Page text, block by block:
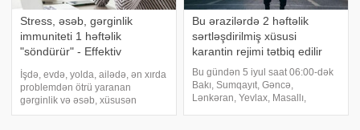
Stress, əsəb, gərginlik
immuniteti 1 həftəlik
"söndürür" - Effektiv
metodlar
İşdə, evdə, yolda, ailədə, ən xırda
problemdən ötrü yaranan
gərginlik və əsəb, xüsusən
qışqırma həddinə çatanda
Bu ərazilərdə 2 həftəlik
sərtləşdirilmiş xüsusi
karantin rejimi tətbiq edilir
Bu gündən 5 iyul saat 06:00-dək
Bakı, Sumqayıt, Gəncə,
Lənkəran, Yevlax, Masallı,